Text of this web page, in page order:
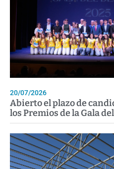
20/07/2026
Abierto el plazo de
los Premios de la Gala